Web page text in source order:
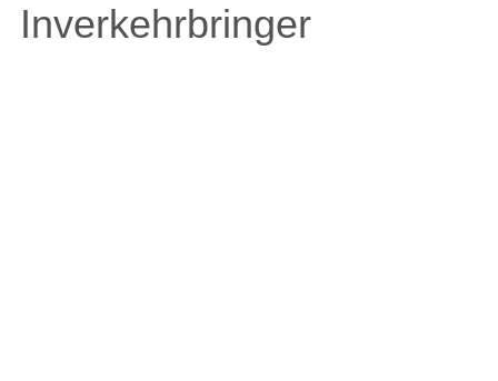
Inverkehrbringer